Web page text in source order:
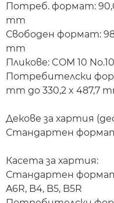
Потреб. формат: 90,0
mm
Свободен формат:
mm
Пликове: COM 10
Потребителски
mm до 330,2 x 487,7
Декове за хартия
Стандартен
Касета за хартия:
Стандартен формат:
A6R, B4, B5, B5R